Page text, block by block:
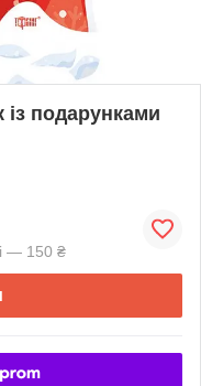
подарунками
— 150 ₴